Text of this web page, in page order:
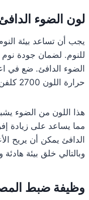
لون الضوء
يجب أن تساعد بيئة
للنوم. لضمان جودة نوم
الضوء الدافئ. ضع في
حرارة اللون 2700 كلفن - 3000 كلفن).
هذا اللون من الضوء
مما يساعد على زيادة
الدافئ يمكن أن يريح
وبالتالي خلق بيئة
وظيفة ضبط